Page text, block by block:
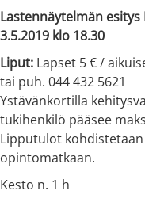
Lastennäytelmän
3.5.2019 klo 18.30
Liput: Lapset 5 € /
tai puh. 044 432 5621
Ystävänkortilla
tukihenkilö pääsee
Lipputulot
opintomatkaan.
Kesto n. 1 h